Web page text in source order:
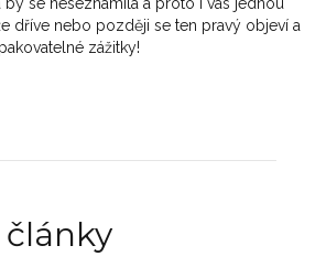
by se neseznámila a proto i vás jednou
dříve nebo později se ten pravý objeví a
zážitky!